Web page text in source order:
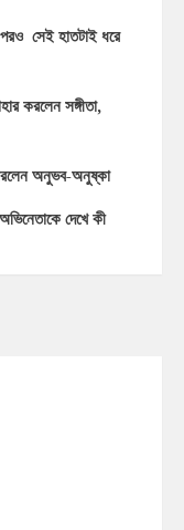
পরও সেই হাতটাই ধরে
করলেন সঙ্গীতা,
অনুভব-অনুষ্কা
দেখে কী